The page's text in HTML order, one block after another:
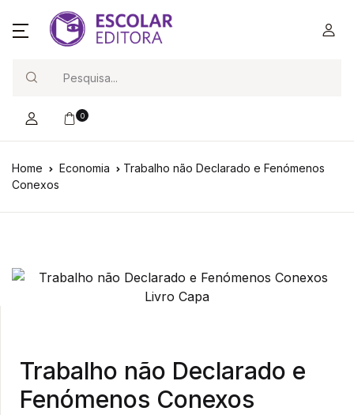
0
Home Economia
Trabalho não Declarado e Fenómenos
Conexos
Trabalho não Declarado e
Fenómenos Conexos